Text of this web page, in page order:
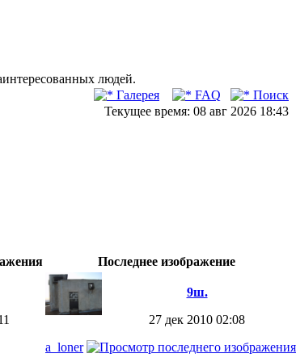
людей.
Галерея FAQ
Поиск
Текущее время: 08 авг 2026 18:43
Последнее изображение
9ш.
27 дек 2010 02:08
a_loner